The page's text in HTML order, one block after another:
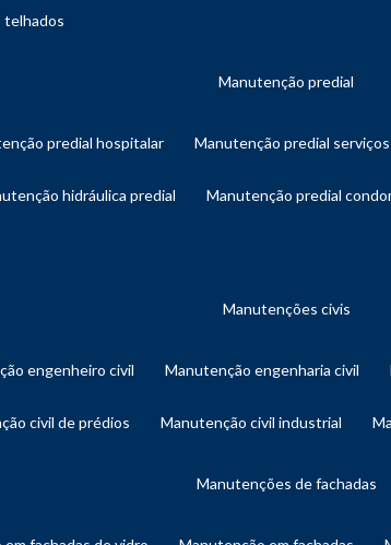
telhados
manutenção predial
predial hospitalar manutenção predial serviços
hidráulica predial manutenção predial
manutenções civis
engenheiro civil manutenção engenharia civil
civil de prédios manutenção civil industrial
manutenções de fachadas